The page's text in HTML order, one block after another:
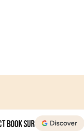
Book sur